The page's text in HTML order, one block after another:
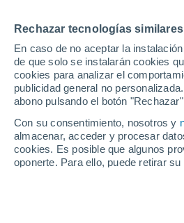
Rechazar tecnologías
En caso de no aceptar la
de que solo se instalarán cookies
cookies para analizar el
publicidad general no
abono pulsando el botón
Con su consentimiento, nosotros y
almacenar, acceder y procesar
cookies. Es posible que algunos
oponerte. Para ello, puede retirar
Nosotros y nuestros socios